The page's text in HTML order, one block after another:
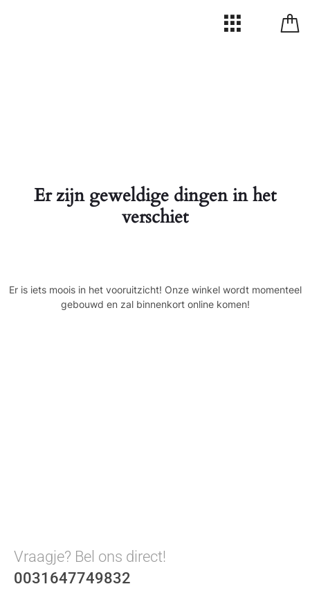
Er zijn geweldige dingen in het
verschiet
Er is iets moois in het vooruitzicht! Onze winkel wordt momenteel
gebouwd en zal binnenkort online komen!
Vraagje? Bel ons direct!
0031647749832